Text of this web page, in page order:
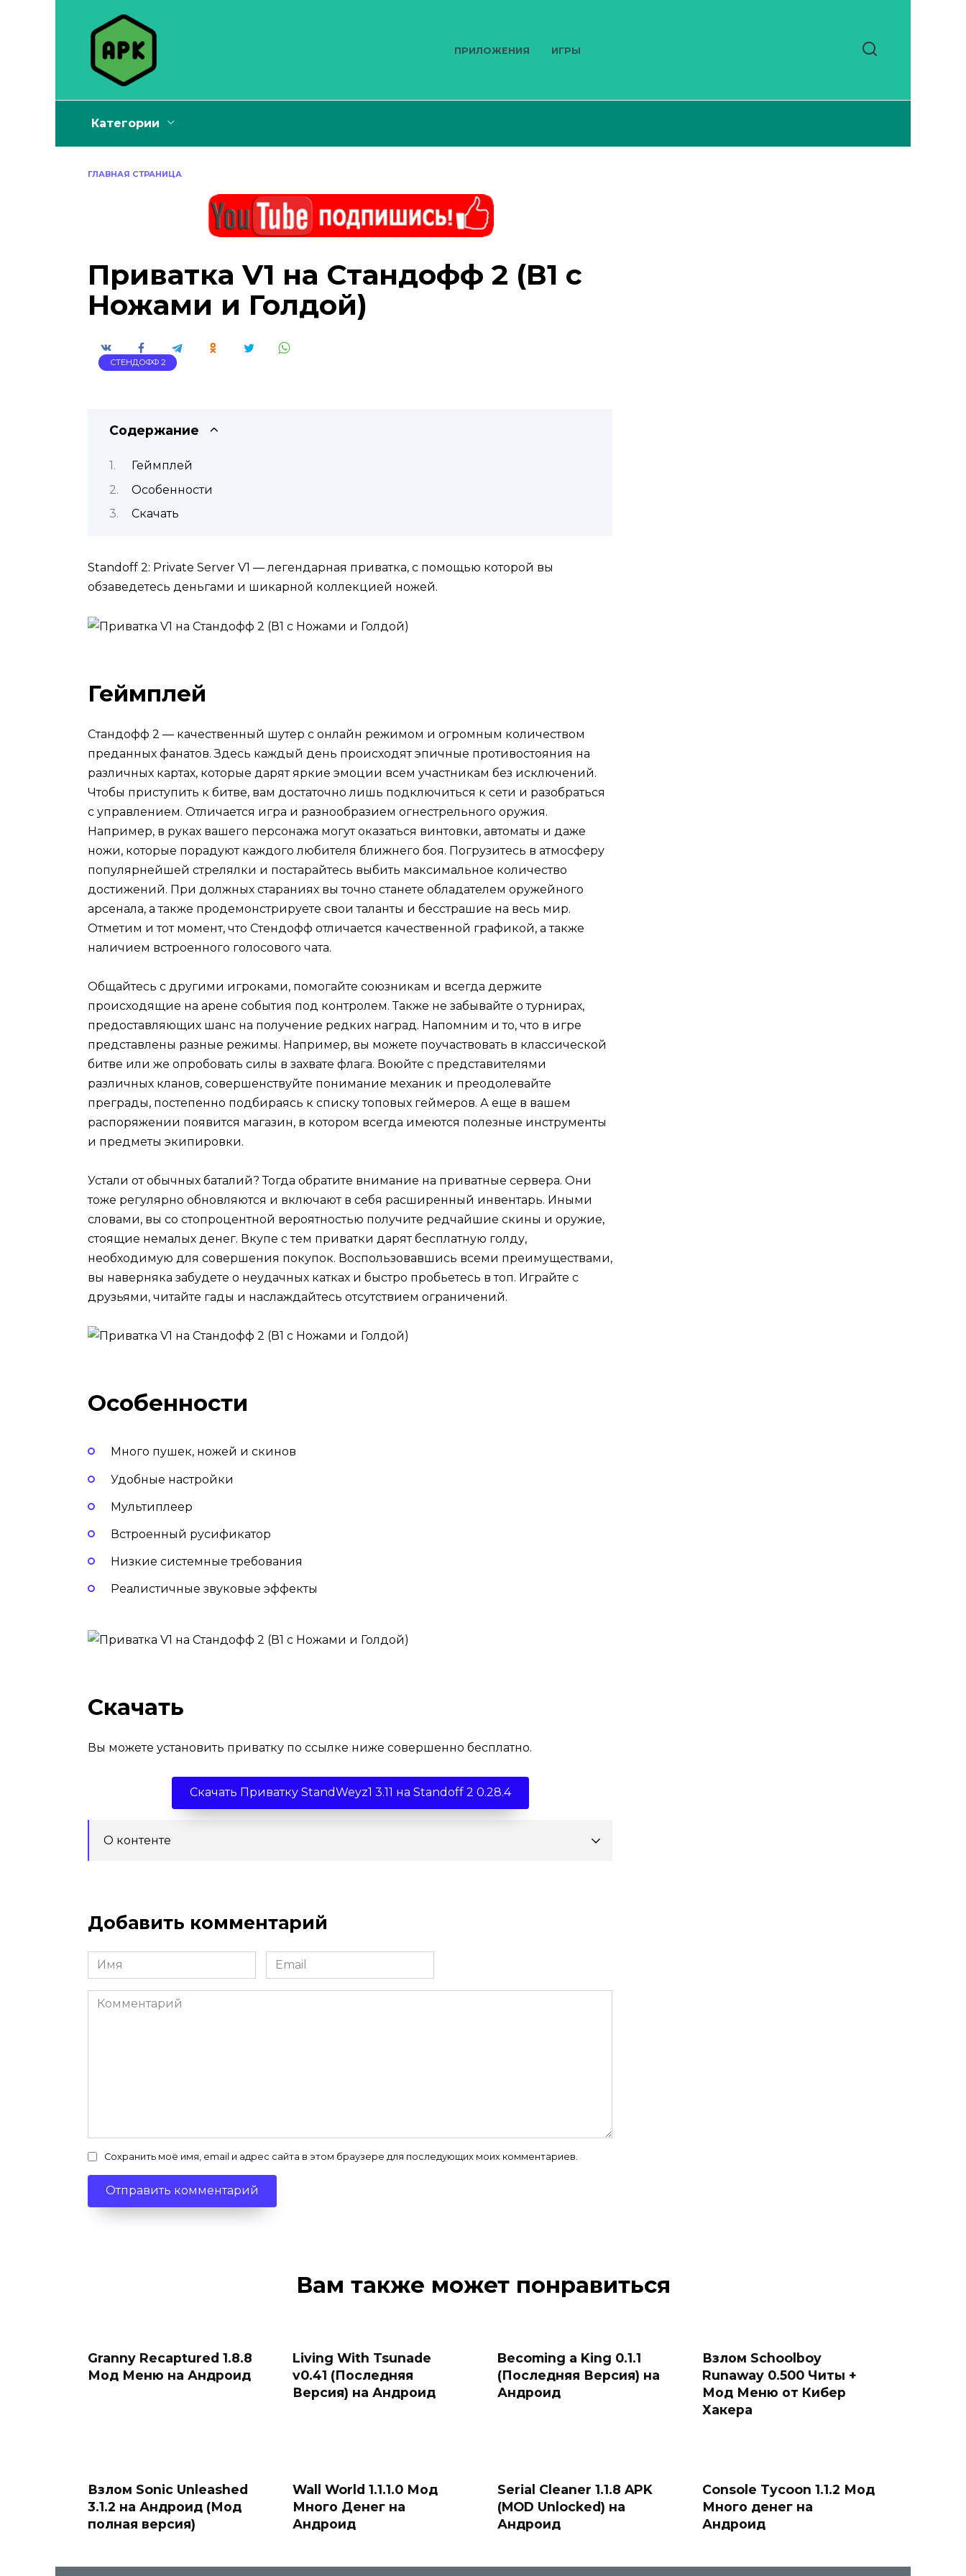
ПРИЛОЖЕНИЯ ИГРЫ
Категории
ГЛАВНАЯ СТРАНИЦА
Приватка V1 на Стандофф 2 (В1 с
Ножами и Голдой)
СТЕНДОФФ 2
Содержание
Геймплей
Особенности
Скачать
Standoff 2: Private Server V1 — легендарная приватка, с помощью которой вы
обзаведетесь деньгами и шикарной коллекцией ножей.
Геймплей
Стандофф 2 — качественный шутер с онлайн режимом и огромным количеством
преданных фанатов. Здесь каждый день происходят эпичные противостояния на
различных картах, которые дарят яркие эмоции всем участникам без исключений.
Чтобы приступить к битве, вам достаточно лишь подключиться к сети и разобраться
с управлением. Отличается игра и разнообразием огнестрельного оружия.
Например, в руках вашего персонажа могут оказаться винтовки, автоматы и даже
ножи, которые порадуют каждого любителя ближнего боя. Погрузитесь в атмосферу
популярнейшей стрелялки и постарайтесь выбить максимальное количество
достижений. При должных стараниях вы точно станете обладателем оружейного
арсенала, а также продемонстрируете свои таланты и бесстрашие на весь мир.
Отметим и тот момент, что Стендофф отличается качественной графикой, а также
наличием встроенного голосового чата.
Общайтесь с другими игроками, помогайте союзникам и всегда держите
происходящие на арене события под контролем. Также не забывайте о турнирах,
предоставляющих шанс на получение редких наград. Напомним и то, что в игре
представлены разные режимы. Например, вы можете поучаствовать в классической
битве или же опробовать силы в захвате флага. Воюйте с представителями
различных кланов, совершенствуйте понимание механик и преодолевайте
преграды, постепенно подбираясь к списку топовых геймеров. А еще в вашем
распоряжении появится магазин, в котором всегда имеются полезные инструменты
и предметы экипировки.
Устали от обычных баталий? Тогда обратите внимание на приватные сервера. Они
тоже регулярно обновляются и включают в себя расширенный инвентарь. Иными
словами, вы со стопроцентной вероятностью получите редчайшие скины и оружие,
стоящие немалых денег. Вкупе с тем приватки дарят бесплатную голду,
необходимую для совершения покупок. Воспользовавшись всеми преимуществами,
вы наверняка забудете о неудачных катках и быстро пробьетесь в топ. Играйте с
друзьями, читайте гады и наслаждайтесь отсутствием ограничений.
Особенности
Много пушек, ножей и скинов
Удобные настройки
Мультиплеер
Встроенный русификатор
Низкие системные требования
Реалистичные звуковые эффекты
Скачать
Вы можете установить приватку по ссылке ниже совершенно бесплатно.
Скачать Приватку StandWeyz1 3.11 на Standoff 2 0.28.4
О контенте
Добавить комментарий
Имя
*
Email
*
Комментарий
Сохранить моё имя, email и адрес сайта в этом браузере для последующих моих комментариев.
Вам также может понравиться
Granny Recaptured 1.8.8
Мод Меню на Андроид
Living With Tsunade
v0.41 (Последняя
Версия) на Андроид
Becoming a King 0.1.1
(Последняя Версия) на
Андроид
Взлом Schoolboy
Runaway 0.500 Читы +
Мод Меню от Кибер
Хакера
Взлом Sonic Unleashed
3.1.2 на Андроид (Мод
полная версия)
Wall World 1.1.1.0 Мод
Много Денег на
Андроид
Serial Cleaner 1.1.8 APK
(MOD Unlocked) на
Андроид
Console Tycoon 1.1.2 Мод
Много денег на
Андроид